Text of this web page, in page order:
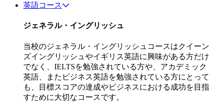
英語コース
ジェネラル・イングリッシュ
当校のジェネラル・イングリッシュコースはクイーン
ズイングリッシュやイギリス英語に興味がある方だけ
でなく、IELTSを勉強されている方や、アカデミック
英語、またビジネス英語を勉強されている方にとって
も、目標スコアの達成やビジネスにおける成功を目指
すために大切なコースです。